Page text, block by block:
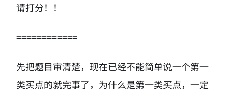
请打分！！
============
先把题目审清楚，现在已经不能简单说一个第一
类买点的就完事了，为什么是第一类买点，一定